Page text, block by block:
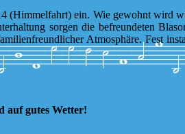
(Himmelfahrt) ein. Wie gewohnt wird
sorgen die befreundeten
Atmosphäre. Fest
auf gutes Wetter!